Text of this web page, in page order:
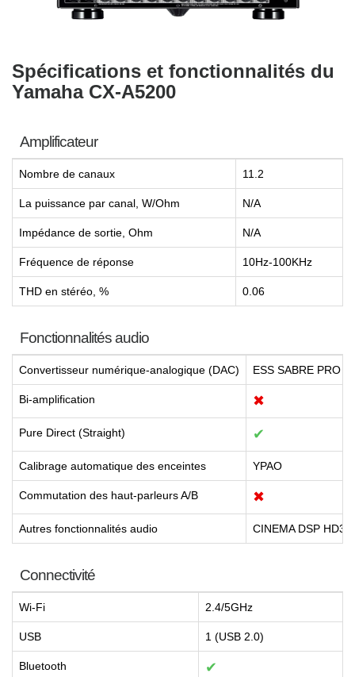
Spécifications et fonctionnalités du
Yamaha CX-A5200
Amplificateur
Nombre de canaux 11.2
La puissance par canal, W/Ohm N/A
Impédance de sortie, Ohm N/A
Fréquence de réponse 10Hz-100KHz
THD en stéréo, % 0.06
Fonctionnalités audio
Convertisseur numérique-analogique (DAC) ESS SABRE PRO
Bi-amplification ✖
Pure Direct (Straight) ✔
Calibrage automatique des enceintes YPAO
Commutation des haut-parleurs A/B ✖
Autres fonctionnalités audio CINEMA DSP HD3,
Connectivité
Wi-Fi 2.4/5GHz
USB 1 (USB 2.0)
Bluetooth ✔